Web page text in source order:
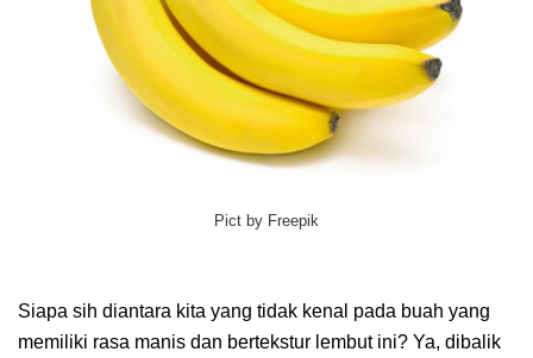
Pict by Freepik
Siapa sih diantara kita yang tidak kenal pada buah yang
memiliki rasa manis dan bertekstur lembut ini? Ya, dibalik